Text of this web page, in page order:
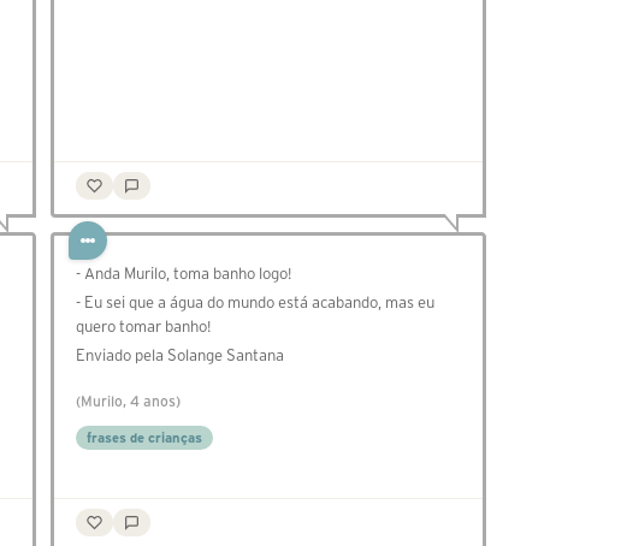
- Anda Murilo, toma banho logo!
- Eu sei que a água do mundo está acabando, mas eu
quero tomar banho!
Enviado pela Solange Santana
(Murilo, 4 anos)
frases de crianças